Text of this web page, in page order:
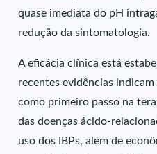
quase imediata do pH
redução da sintomatologia.
A eficácia clínica está
recentes evidências
como primeiro passo na
das doenças ácido-
uso dos IBPs, além de